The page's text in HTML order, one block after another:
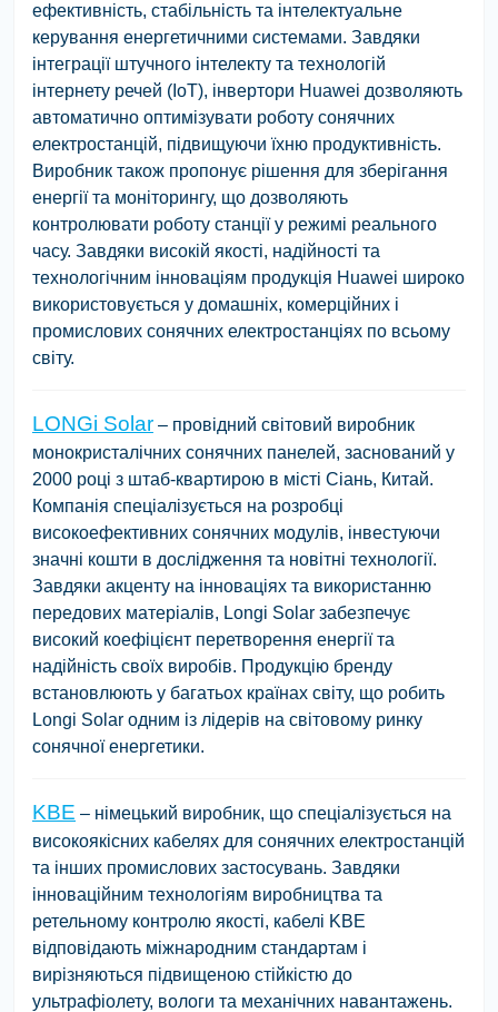
ефективність, стабільність та інтелектуальне
керування енергетичними системами. Завдяки
інтеграції штучного інтелекту та технологій
інтернету речей (IoT), інвертори Huawei дозволяють
автоматично оптимізувати роботу сонячних
електростанцій, підвищуючи їхню продуктивність.
Виробник також пропонує рішення для зберігання
енергії та моніторингу, що дозволяють
контролювати роботу станції у режимі реального
часу. Завдяки високій якості, надійності та
технологічним інноваціям продукція Huawei широко
використовується у домашніх, комерційних і
промислових сонячних електростанціях по всьому
світу.
LONGi Solar – провідний світовий виробник
монокристалічних сонячних панелей, заснований у
2000 році з штаб-квартирою в місті Сіань, Китай.
Компанія спеціалізується на розробці
високоефективних сонячних модулів, інвестуючи
значні кошти в дослідження та новітні технології.
Завдяки акценту на інноваціях та використанню
передових матеріалів, Longi Solar забезпечує
високий коефіцієнт перетворення енергії та
надійність своїх виробів. Продукцію бренду
встановлюють у багатьох країнах світу, що робить
Longi Solar одним із лідерів на світовому ринку
сонячної енергетики.
KBE – німецький виробник, що спеціалізується на
високоякісних кабелях для сонячних електростанцій
та інших промислових застосувань. Завдяки
інноваційним технологіям виробництва та
ретельному контролю якості, кабелі KBE
відповідають міжнародним стандартам і
вирізняються підвищеною стійкістю до
ультрафіолету, вологи та механічних навантажень.